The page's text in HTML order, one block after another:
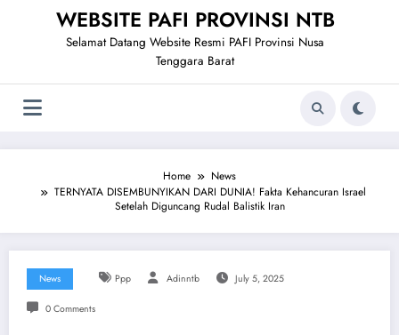
WEBSITE PAFI PROVINSI NTB
Selamat Datang Website Resmi PAFI Provinsi Nusa
Tenggara Barat
Home
News
TERNYATA DISEMBUNYIKAN DARI DUNIA! Fakta Kehancuran Israel
Setelah Diguncang Rudal Balistik Iran
News Ppp Adinntb July 5, 2025
0 Comments